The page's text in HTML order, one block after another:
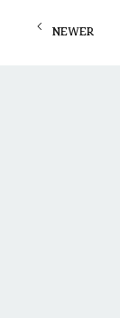
NEWER